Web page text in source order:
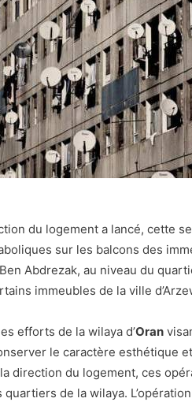
du logement a lancé, cette
sur les balcons des
Abdrezak, au niveau du
immeubles de la ville
efforts de la wilaya d’Oran
le caractère esthétique
direction du logement, ces
de la wilaya.